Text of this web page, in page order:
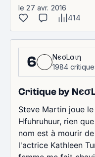
le 27 avr. 2016
414
6
NєσLαιη
1984
Critique by
Steve Martin joue
Hfuhruhuur, rien
nom est à mourir
l'actrice Kathleen